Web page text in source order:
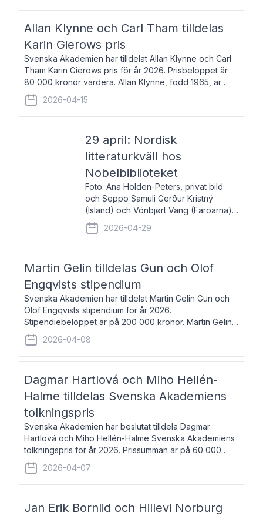
Allan Klynne och Carl Tham tilldelas
Karin Gierows pris
Svenska Akademien har tilldelat Allan Klynne och Carl
Tham Karin Gierows pris för år 2026. Prisbeloppet är
80 000 kronor vardera. Allan Klynne, född 1965, är
arkeolog, författare, översättare och fil.dr i antikens
kultur och samhällsliv. Ut
2026-04-15
29 april: Nordisk
litteraturkväll hos
Nobelbiblioteket
Foto: Ana Holden-Peters, privat bild
och Seppo Samuli Gerður Kristný
(Island) och Vónbjørt Vang (Färöarna)
läser ur sina verk och samtalar med
John Swedenmark. De läser upp på
färöiska, isländska och svenska och
2026-04-29
Martin Gelin tilldelas Gun och Olof
Engqvists stipendium
Svenska Akademien har tilldelat Martin Gelin Gun och
Olof Engqvists stipendium för år 2026.
Stipendiebeloppet är på 200 000 kronor. Martin Gelin,
född 1978, är journalist och författare. Han lever
numera i Paris men var under många år bosat
2026-04-08
Dagmar Hartlová och Miho Hellén-
Halme tilldelas Svenska Akademiens
tolkningspris
Svenska Akademien har beslutat tilldela Dagmar
Hartlová och Miho Hellén-Halme Svenska Akademiens
tolkningspris för år 2026. Prissumman är på 60 000
kronor var. Dagmar Hartlová, född 1951, översätter
huvudsakligen från svenska till tjeckiska
2026-04-07
Jan Erik Bornlid och Hillevi Norburg